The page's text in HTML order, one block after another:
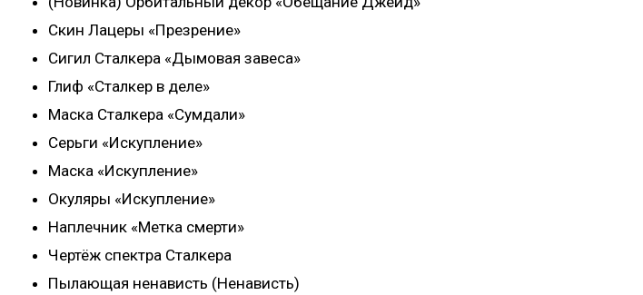
Скин Лацеры «Презрение»
Сигил Сталкера «Дымовая завеса»
Глиф «Сталкер в деле»
Маска Сталкера «Сумдали»
Серьги «Искупление»
Маска «Искупление»
Окуляры «Искупление»
Наплечник «Метка смерти»
Чертёж спектра Сталкера
Пылающая ненависть (Ненависть)